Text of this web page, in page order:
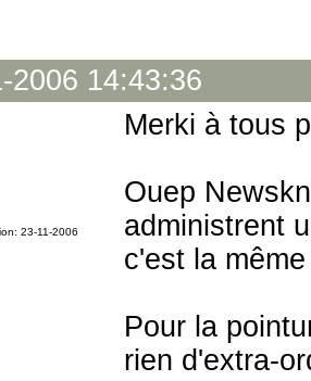
2006 14:43:36
23-11-2006
Merki à tous
Ouep
administrent
c'est la
Pour la
rien d'extra-